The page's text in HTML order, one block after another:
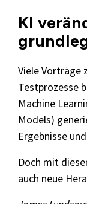
KI
Viele Vorträge
Testprozesse
Machine
Models)
Ergebnisse
Doch mit
auch neue